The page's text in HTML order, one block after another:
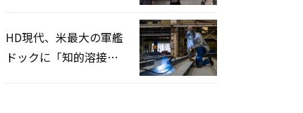
HD現代、米最大の軍艦
ドックに「知的溶接」